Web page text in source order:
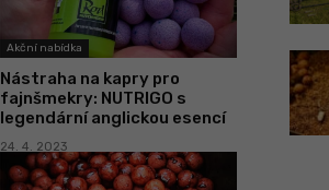
Akční nabídka
Nástraha na kapry pro
fajnšmekry: NUTRIGO s
legendární anglickou esencí
24. 4. 2023